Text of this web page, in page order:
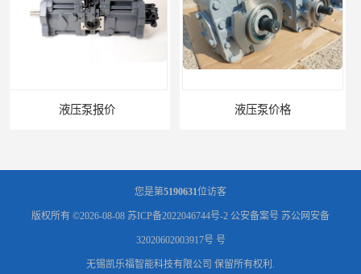
液压泵价格 液压泵
您是第5190631位访客
版权所有 ©2026-08-08 苏ICP备2022046744号-2 公安备案号 苏公网安备
32020602003917号 号
无锡凯乐福智能科技有限公司 保留所有权利.